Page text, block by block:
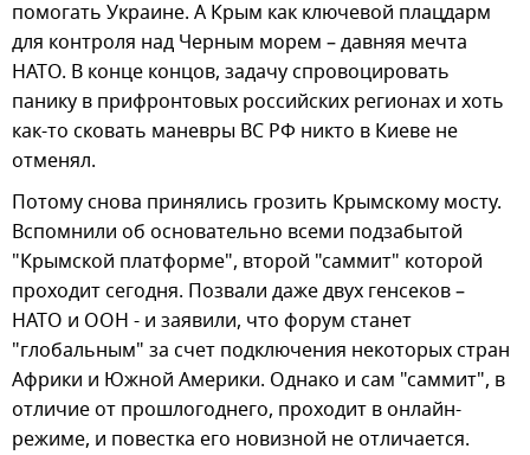
помогать Украине. А Крым как ключевой плацдарм
для контроля над Черным морем – давняя мечта
НАТО. В конце концов, задачу спровоцировать
панику в прифронтовых российских регионах и хоть
как-то сковать маневры ВС РФ никто в Киеве не
отменял.
Потому снова принялись грозить Крымскому мосту.
Вспомнили об основательно всеми подзабытой
"Крымской платформе", второй "саммит" которой
проходит сегодня. Позвали даже двух генсеков –
НАТО и ООН - и заявили, что форум станет
"глобальным" за счет подключения некоторых стран
Африки и Южной Америки. Однако и сам "саммит", в
отличие от прошлогоднего, проходит в онлайн-
режиме, и повестка его новизной не отличается.